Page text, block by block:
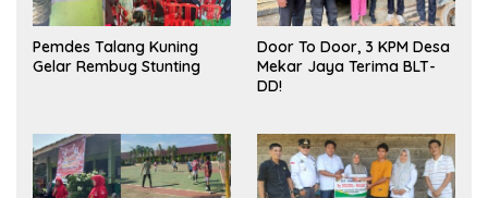
Pemdes Talang Kuning
Gelar Rembug Stunting
Door To Door, 3 KPM Desa
Mekar Jaya Terima BLT-
DD!